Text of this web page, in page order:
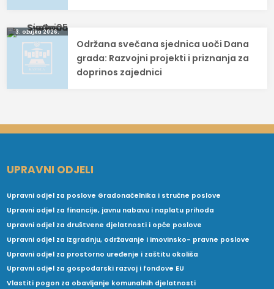
3. ožujka 2026.
Održana svečana sjednica uoči Dana
grada: Razvojni projekti i priznanja za
doprinos zajednici
UPRAVNI ODJELI
Upravni odjel za poslove Gradonačelnika i stručne poslove
Upravni odjel za financije, javnu nabavu i naplatu prihoda
Upravni odjel za društvene djelatnosti i opće poslove
Upravni odjel za izgradnju, održavanje i imovinsko- pravne poslove
Upravni odjel za prostorno uređenje i zaštitu okoliša
Upravni odjel za gospodarski razvoj i fondove EU
Vlastiti pogon za obavljanje komunalnih djelatnosti